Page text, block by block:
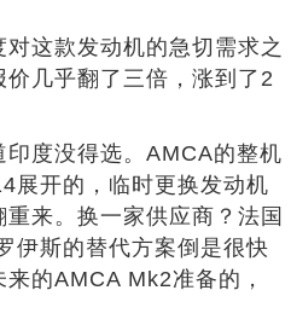
这款发动机的急切需求之
几乎翻了三倍，涨到了2
度没得选。AMCA的整机
展开的，临时更换发动机
来。换一家供应商？法国
伊斯的替代方案倒是很快
的AMCA Mk2准备的，